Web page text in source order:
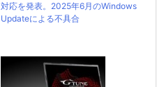
対応を発表。2025年6月のWindows
Updateによる不具合